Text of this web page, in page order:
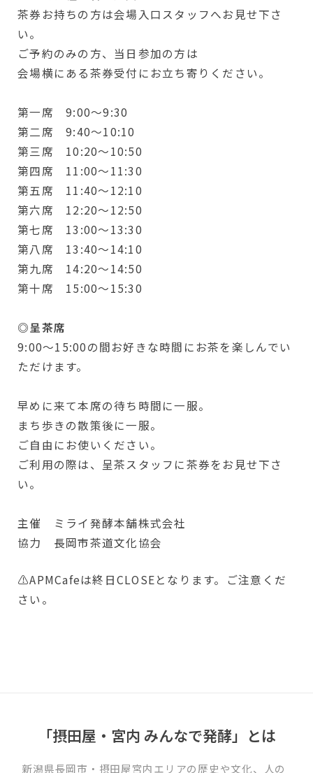
茶券お持ちの方は会場入口スタッフへお見せ下さ
い。
ご予約のみの方、当日参加の方は
会場横にある茶券受付にお立ち寄りください。
第一席 9:00〜9:30
第二席 9:40〜10:10
第三席 10:20〜10:50
第四席 11:00〜11:30
第五席 11:40〜12:10
第六席 12:20〜12:50
第七席 13:00〜13:30
第八席 13:40〜14:10
第九席 14:20〜14:50
第十席 15:00〜15:30
◎呈茶席
9:00～15:00の間お好きな時間にお茶を楽しんでい
ただけます。
早めに来て本席の待ち時間に一服。
まち歩きの散策後に一服。
ご自由にお使いください。
ご利用の際は、呈茶スタッフに茶券をお見せ下さ
い。
主催 ミライ発酵本舗株式会社
協力 長岡市茶道文化協会
⚠APMCafeは終日CLOSEとなります。ご注意くだ
さい。
「摂田屋・宮内 みんなで発酵」とは
新潟県長岡市・摂田屋宮内エリアの歴史や文化、人の